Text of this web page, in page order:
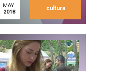
MAY.
2018
cultura